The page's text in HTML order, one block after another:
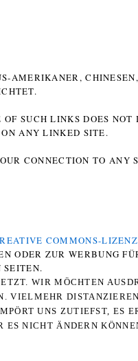
AMERIKANER, CHINESEN,
SUCH LINKS DOES NOT
ANY LINKED SITE.
CONNECTION TO ANY
COMMONS-LIZENZ
ODER ZUR WERBUNG
SEITEN.
WIR MÖCHTEN
VIELMEHR
UNS ZUTIEFST, ES
NICHT ÄNDERN